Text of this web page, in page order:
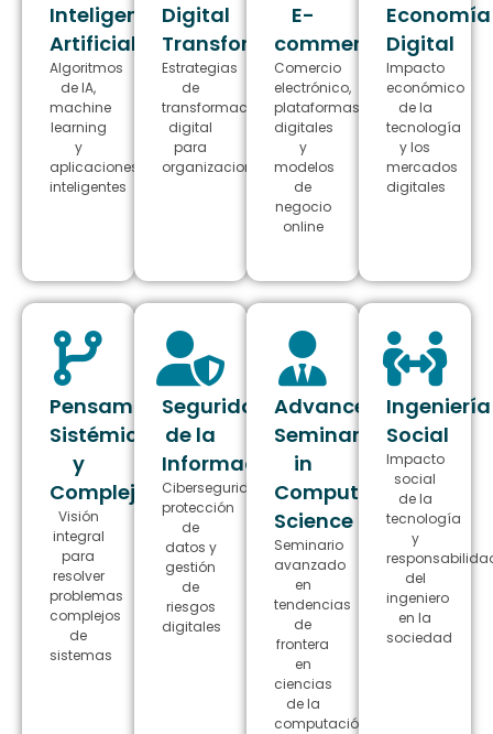
Inteligencia
Artificial
Algoritmos
de IA,
machine
learning
y
aplicaciones
inteligentes
Digital
Transformation
Estrategias
de
transformación
digital
para
organizaciones
E-
commerce
Comercio
electrónico,
plataformas
digitales
y
modelos
de
negocio
online
Economía
Digital
Impacto
económico
de la
tecnología
y los
mercados
digitales
Pensamiento
Sistémico
y
Complejo
Visión
integral
para
resolver
problemas
complejos
de
sistemas
Seguridad
de la
Información
Ciberseguridad,
protección
de
datos y
gestión
de
riesgos
digitales
Advanced
Seminar
in
Computer
Science
Seminario
avanzado
en
tendencias
de
frontera
en
ciencias
de la
computación
Ingeniería
Social
Impacto
social
de la
tecnología
y
del
ingeniero
en la
sociedad